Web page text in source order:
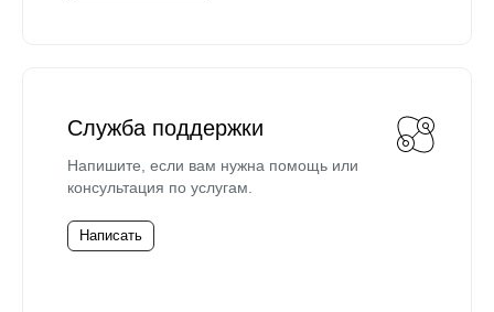
Служба поддержки
Напишите, если вам нужна помощь или
консультация по услугам.
Написать